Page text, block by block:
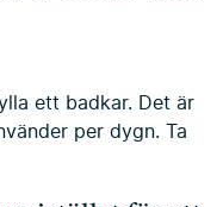
ett badkar. Det är
per dygn. Ta